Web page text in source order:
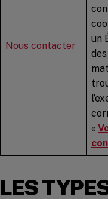
Nous contacter
un
«
LES